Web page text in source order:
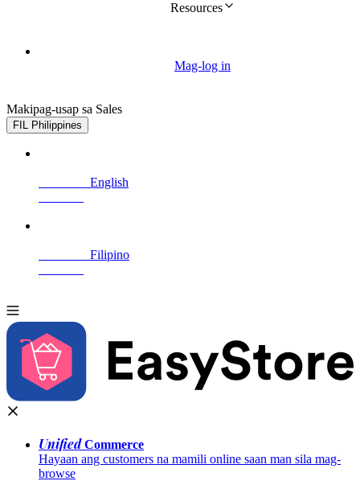
Resources
Mag-log in
Makipag-usap sa Sales
FIL Philippines
English
Filipino
Unified Commerce
Hayaan ang customers na mamili online saan man sila mag-
browse